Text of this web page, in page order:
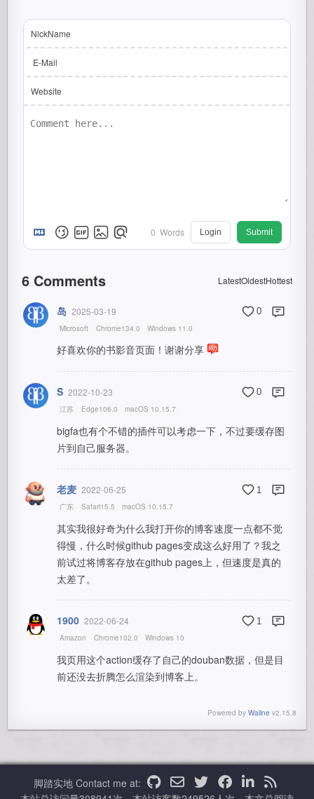
NickName
E-Mail
Website
0 Words Login Submit
6 Comments LatestOldestHottest
岛 2025-03-19 0
Microsoft Chrome134.0 Windows 11.0
好喜欢你的书影音页面！谢谢分享
S̆̈ 2022-10-23 0
江苏 Edge106.0 macOS 10.15.7
bigfa也有个不错的插件可以考虑一下，不过要缓存图
片到自己服务器。
老麦 2022-06-25 1
广东 Safari15.5 macOS 10.15.7
其实我很好奇为什么我打开你的博客速度一点都不觉
得慢，什么时候github pages变成这么好用了？我之
前试过将博客存放在github pages上，但速度是真的
太差了。
1900 2022-06-24 1
Amazon Chrome102.0 Windows 10
我页用这个action缓存了自己的douban数据，但是目
前还没去折腾怎么渲染到博客上。
Powered by Waline v2.15.8
脚踏实地 Contact me at: